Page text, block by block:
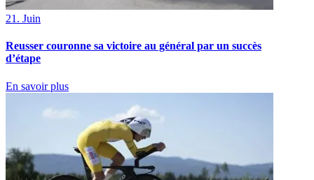
21. Juin
Reusser couronne sa victoire au général par un succès
d’étape
En savoir plus